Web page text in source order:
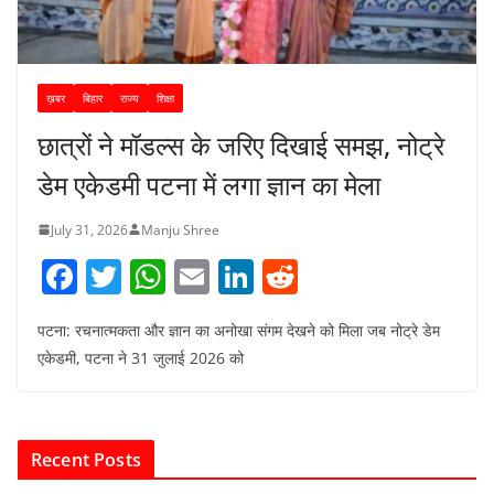
ख़बर बिहार राज्य शिक्षा
छात्रों ने मॉडल्स के जरिए दिखाई समझ, नोट्रे
डेम एकेडमी पटना में लगा ज्ञान का मेला
July 31, 2026 Manju Shree
F
c
o
T
itt
W
at
E
m
ai
Li
n
k
e
d
पटना: रचनात्मकता और ज्ञान का अनोखा संगम देखने को मिला जब नोट्रे डेम
एकेडमी, पटना ने 31 जुलाई 2026 को
Recent Posts